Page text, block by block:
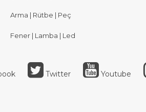
Arma | Rütbe | Peç
Fener | Lamba | Led
Twitter Youtube